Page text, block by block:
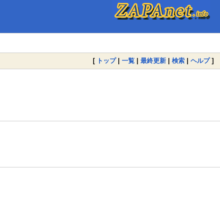
[ トップ| 一覧 | 最終更新 | 検索 | ヘルプ]